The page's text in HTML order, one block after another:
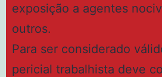
exposição a agentes
outros.
Para ser considerado
pericial trabalhista deve